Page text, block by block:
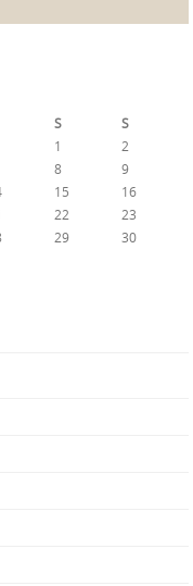
S
S
1
2
8
9
15
16
22
23
29
30